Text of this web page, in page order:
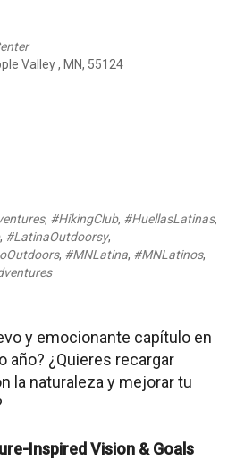
Valley , MN, 55124
, #HikingClub, #HuellasLatinas,
, #LatinaOutdoorsy,
, #MNLatina, #MNLatinos,
y emocionante capítulo en
año? ¿Quieres recargar
la naturaleza y mejorar tu
Inspired Vision & Goals